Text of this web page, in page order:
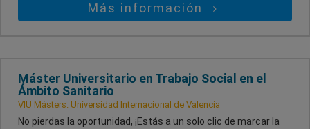
Más información
Máster Universitario en Trabajo Social en el
Ámbito Sanitario
VIU Másters. Universidad Internacional de Valencia
No pierdas la oportunidad, ¡Estás a un solo clic de marcar la